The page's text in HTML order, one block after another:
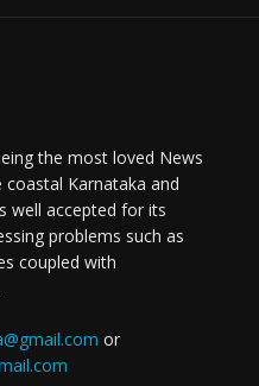
the most loved News
Karnataka and
well accepted for its
problems such as
coupled with
or